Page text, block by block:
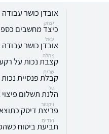
אובדן כושר
יצחק
כיצד מחשבים
יגאל
אובדן כושר עבודה לאחר 3
צהלה
קצבת נכות על
שרית
קבלת פנסיית נכות
טל
הלנת תשלום
ויקטור
פריצת דיסק
ואדים
תביעת ביטוח